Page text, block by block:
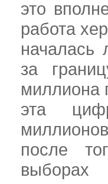
это
работа
началась
за
миллиона
эта
после
выборах